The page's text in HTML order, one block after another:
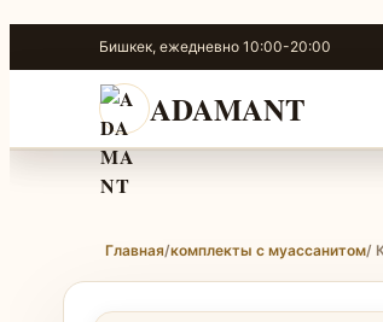
к
содержимому
Бишкек, ежедневно 10:00-20:00
ADAMANT
Главная/комплекты с муассанитом/